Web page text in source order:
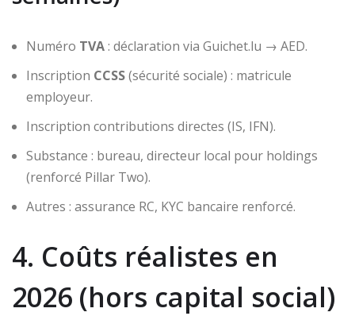
Numéro TVA: déclaration via Guichet.lu → AED.
Inscription CCSS(sécurité sociale) : matricule
employeur.
Inscription contributions directes (IS, IFN).
Substance : bureau, directeur local pour holdings
(renforcé Pillar Two).
Autres : assurance RC, KYC bancaire renforcé.
4. Coûts réalistes en
2026 (hors capital social)